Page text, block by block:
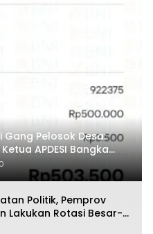
Pelosok Desa:
APDESI Bangka
Babel
Politik, Pemprov
Lakukan Rotasi Besar-